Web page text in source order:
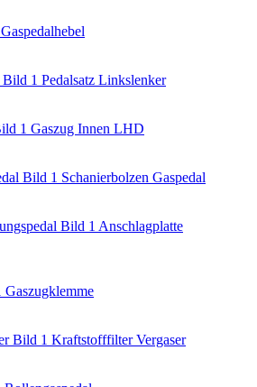
Gaspedalhebel
Pedalsatz Linkslenker
Gaszug Innen LHD
Schanierbolzen Gaspedal
Anschlagplatte
Gaszugklemme
Kraftstofffilter Vergaser